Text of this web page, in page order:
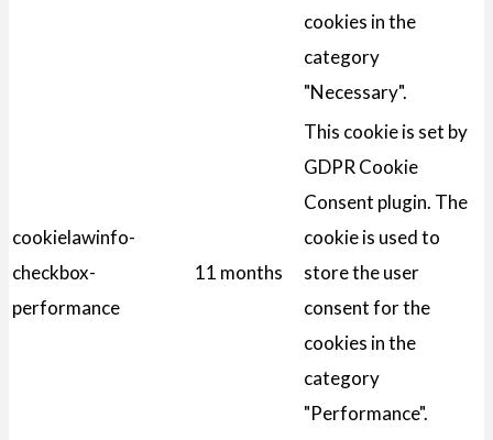
cookies in the
category
"Necessary".
cookielawinfo-
checkbox-
performance
11 months
This cookie is set by
GDPR Cookie
Consent plugin. The
cookie is used to
store the user
consent for the
cookies in the
category
"Performance".